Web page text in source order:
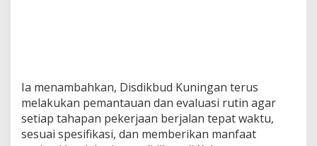
Ia menambahkan, Disdikbud Kuningan terus
melakukan pemantauan dan evaluasi rutin agar
setiap tahapan pekerjaan berjalan tepat waktu,
sesuai spesifikasi, dan memberikan manfaat